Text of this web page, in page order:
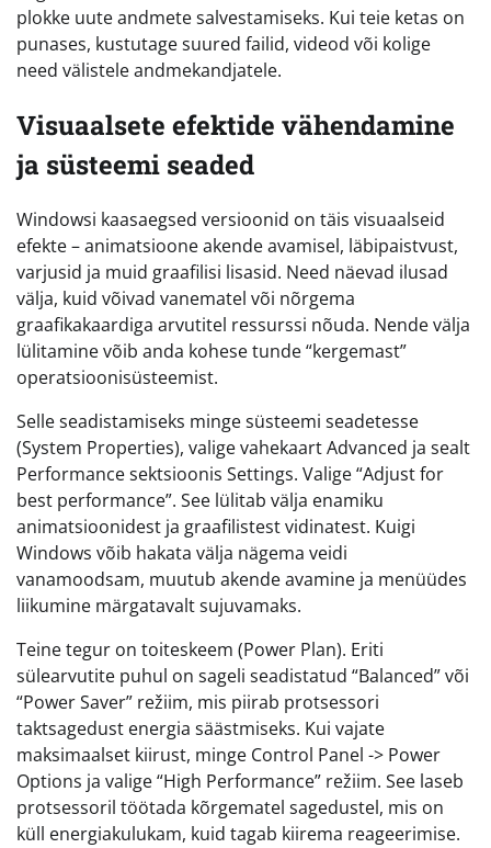
plokke uute andmete salvestamiseks. Kui teie ketas on
punases, kustutage suured failid, videod või kolige
need välistele andmekandjatele.
Visuaalsete efektide vähendamine
ja süsteemi seaded
Windowsi kaasaegsed versioonid on täis visuaalseid
efekte – animatsioone akende avamisel, läbipaistvust,
varjusid ja muid graafilisi lisasid. Need näevad ilusad
välja, kuid võivad vanematel või nõrgema
graafikakaardiga arvutitel ressurssi nõuda. Nende välja
lülitamine võib anda kohese tunde “kergemast”
operatsioonisüsteemist.
Selle seadistamiseks minge süsteemi seadetesse
(System Properties), valige vahekaart Advanced ja sealt
Performance sektsioonis Settings. Valige “Adjust for
best performance”. See lülitab välja enamiku
animatsioonidest ja graafilistest vidinatest. Kuigi
Windows võib hakata välja nägema veidi
vanamoodsam, muutub akende avamine ja menüüdes
liikumine märgatavalt sujuvamaks.
Teine tegur on toiteskeem (Power Plan). Eriti
sülearvutite puhul on sageli seadistatud “Balanced” või
“Power Saver” režiim, mis piirab protsessori
taktsagedust energia säästmiseks. Kui vajate
maksimaalset kiirust, minge Control Panel -> Power
Options ja valige “High Performance” režiim. See laseb
protsessoril töötada kõrgematel sagedustel, mis on
küll energiakulukam, kuid tagab kiirema reageerimise.